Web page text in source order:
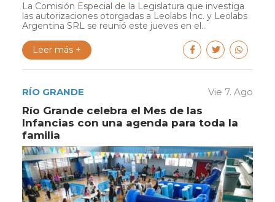
La Comisión Especial de la Legislatura que investiga
las autorizaciones otorgadas a Leolabs Inc. y Leolabs
Argentina SRL se reunió este jueves en el...
Leer más +
RÍO GRANDE Vie 7. Ago
Río Grande celebra el Mes de las
Infancias con una agenda para toda la
familia